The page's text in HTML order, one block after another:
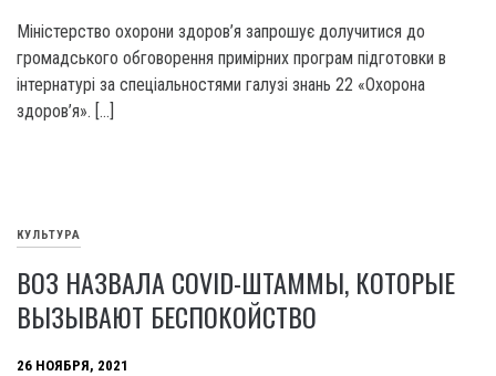
Міністерство охорони здоров’я запрошує долучитися до
громадського обговорення примірних програм підготовки в
інтернатурі за спеціальностями галузі знань 22 «Охорона
здоров’я». […]
КУЛЬТУРА
ВОЗ НАЗВАЛА COVID-ШТАММЫ, КОТОРЫЕ
ВЫЗЫВАЮТ БЕСПОКОЙСТВО
26 НОЯБРЯ, 2021